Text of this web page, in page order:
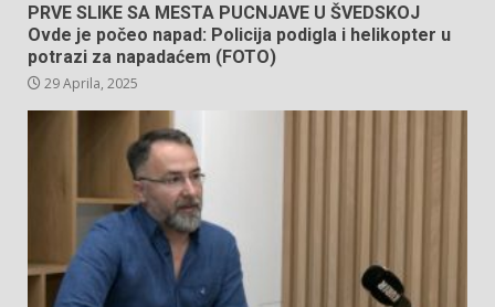
PRVE SLIKE SA MESTA PUCNJAVE U ŠVEDSKOJ
Ovde je počeo napad: Policija podigla i helikopter u
potrazi za napadaćem (FOTO)
29 Aprila, 2025